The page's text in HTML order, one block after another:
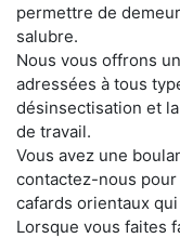
permettre de
salubre.
Nous vous offrons
adressées à tous
désinsectisation et
de travail.
Vous avez une
contactez-nous
cafards orientaux
Lorsque vous faites